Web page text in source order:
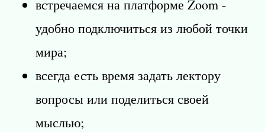
встречаемся на платформе Zoom -
удобно подключиться из любой точки
мира;
всегда есть время задать лектору
вопросы или поделиться своей
мыслью;